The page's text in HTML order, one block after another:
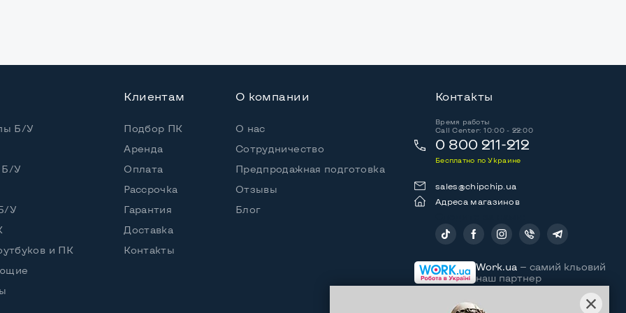
Б/У
Б/У
У
и ПК
Клиентам
Подбор ПК
Аренда
Оплата
Рассрочка
Гарантия
Доставка
Контакты
О компании
О нас
Сотрудничество
Предпродажная подготовка
Отзывы
Блог
Контакты
Время работы
Call Center: 10:00 - 22:00
0 800 211-212
Бесплатно по Украине
sales@chipchip.ua
Адреса магазинов
Work.ua — самий кльовий
наш партнер